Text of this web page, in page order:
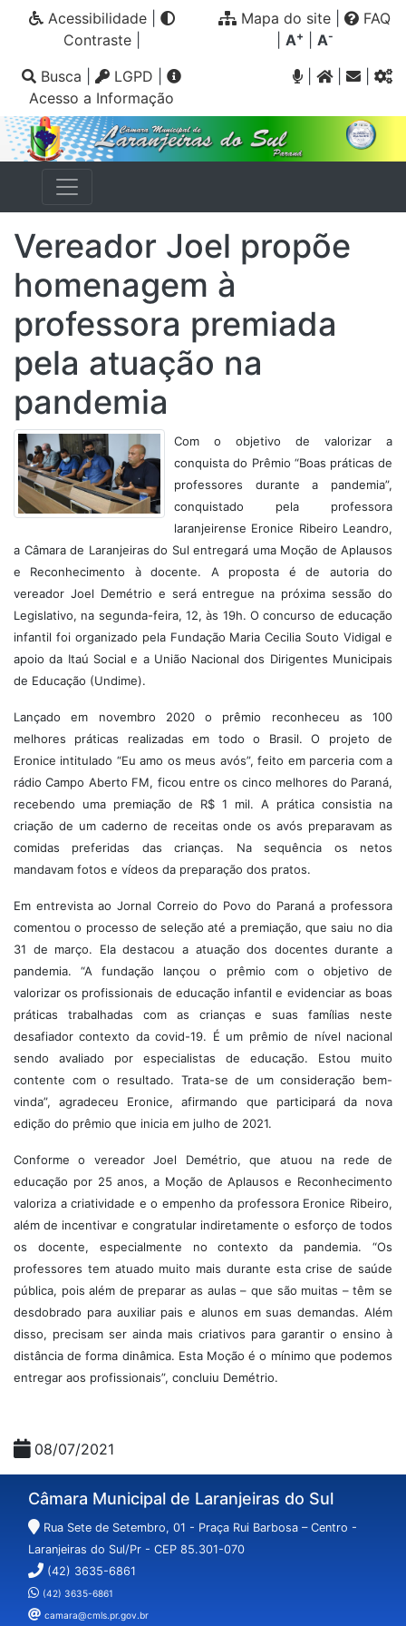
Acessibilidade|
Contraste|
Mapa do site
FAQ
A+ A-
Busca LGPD
Acesso a Informação
|
Vereador Joel propõe
homenagem à
professora premiada
pela atuação na
pandemia
Com o objetivo de valorizar a
conquista do Prêmio “Boas práticas de
professores durante a pandemia”,
conquistado pela professora
laranjeirense Eronice Ribeiro Leandro,
a Câmara de Laranjeiras do Sul entregará uma Moção de Aplausos
e Reconhecimento à docente. A proposta é de autoria do
vereador Joel Demétrio e será entregue na próxima sessão do
Legislativo, na segunda-feira, 12, às 19h. O concurso de educação
infantil foi organizado pela Fundação Maria Cecilia Souto Vidigal e
apoio da Itaú Social e a União Nacional dos Dirigentes Municipais
de Educação (Undime).
Lançado em novembro 2020 o prêmio reconheceu as 100
melhores práticas realizadas em todo o Brasil.O projeto de
Eronice intitulado “Eu amo os meus avós”, feito em parceria com a
rádio Campo Aberto FM, ficou entre os cinco melhores do Paraná,
recebendo uma premiação de R$ 1 mil. A prática consistia na
criação de um caderno de receitas onde os avós preparavam as
comidas preferidas das crianças. Na sequência os netos
mandavam fotos e vídeos da preparação dos pratos.
Em entrevista ao Jornal Correio do Povo do Paraná a professora
comentou o processo de seleção até a premiação, que saiu no dia
31 de março. Ela destacou a atuação dos docentes durante a
pandemia. “A fundação lançou o prêmio com o objetivo de
valorizar os profissionais de educação infantil e evidenciar as boas
práticas trabalhadas com as crianças e suas famílias neste
desafiador contexto da covid-19. É um prêmio de nível nacional
sendo avaliado por especialistas de educação. Estou muito
contente com o resultado. Trata-se de um consideração bem-
vinda”, agradeceu Eronice, afirmando que participará da nova
edição do prêmio que inicia em julho de 2021.
Conforme o vereador Joel Demétrio, que atuou na rede de
educação por 25 anos, a Moção de Aplausos e Reconhecimento
valoriza a criatividade e o empenho da professora Eronice Ribeiro,
além de incentivar e congratular indiretamente o esforço de todos
os docente, especialmente no contexto da pandemia. “Os
professores tem atuado muito mais durante esta crise de saúde
pública, pois além de preparar as aulas – que são muitas – têm se
desdobrado para auxiliar pais e alunos em suas demandas. Além
disso, precisam ser ainda mais criativos para garantir o ensino à
distância de forma dinâmica. Esta Moção é o mínimo que podemos
entregar aos profissionais”, concluiu Demétrio.
08/07/2021
Câmara Municipal de Laranjeiras do Sul
Rua Sete de Setembro, 01 - Praça Rui Barbosa – Centro -
Laranjeiras do Sul/Pr - CEP 85.301-070
(42) 3635-6861
(42) 3635-6861
camara@cmls.pr.gov.br